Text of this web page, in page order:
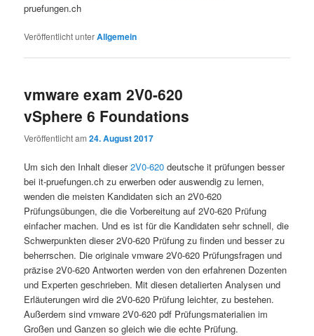
pruefungen.ch
Veröffentlicht unterAllgemein
vmware exam 2V0-620
vSphere 6 Foundations
Veröffentlicht am24. August 2017
Um sich den Inhalt dieser2V0-620 deutsche it prüfungen besser
bei it-pruefungen.ch zu erwerben oder auswendig zu lernen,
wenden die meisten Kandidaten sich an 2V0-620
Prüfungsübungen, die die Vorbereitung auf 2V0-620 Prüfung
einfacher machen. Und es ist für die Kandidaten sehr schnell, die
Schwerpunkten dieser 2V0-620 Prüfung zu finden und besser zu
beherrschen. Die originale vmware 2V0-620 Prüfungsfragen und
präzise 2V0-620 Antworten werden von den erfahrenen Dozenten
und Experten geschrieben. Mit diesen detalierten Analysen und
Erläuterungen wird die 2V0-620 Prüfung leichter, zu bestehen.
Außerdem sind vmware 2V0-620 pdf Prüfungsmaterialien im
Großen und Ganzen so gleich wie die echte Prüfung.